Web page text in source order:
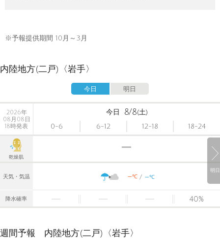
※予報提供期間 10月～3月
内陸地方(二戸)〈岩手〉
今日 明日
明日
2026年
08月08日
18時発表
今日 8/8(土)
0-6
6-12 12-18 18-24
乾燥肌
天気・気温 -℃ -℃
降水確率 40%
週間予報 内陸地方(二戸)〈岩手〉